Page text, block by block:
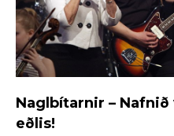
Naglbítarnir –
eðlis!